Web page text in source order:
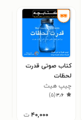
کتاب صوتی قدرت
لحظات
چیپ هیث
۳٫۶(۵)
۴۰,۰۰۰ ت